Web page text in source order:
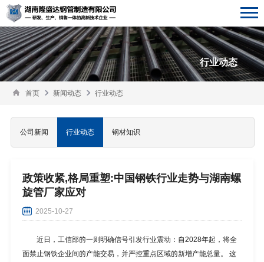
行业动态
首页 新闻动态 行业动态
公司新闻 行业动态 钢材知识
政策收紧,格局重塑:中国钢铁行业走势与湖南螺
旋管厂家应对
2025-10-27
近日，工信部的一则明确信号引发行业震动：自2028年起，将全
面禁止钢铁企业间的产能交易，并严控重点区域的新增产能总量。 这